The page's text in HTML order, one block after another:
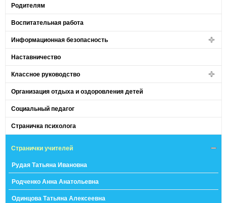
Родителям
Воспитательная работа
Информационная безопасность
Наставничество
Классное руководство
Организация отдыха и оздоровления детей
Социальный педагог
Страничка психолога
Странички учителей
Рудая Татьяна Ивановна
Родченко Анна Анатольевна
Одинцова Татьяна Алексеевна